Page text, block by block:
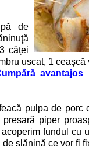
de
căţei
uscat, 1 ceaşcă
avantajos
pulpa de porc
piper
fundul cu
slănină ce vor fi